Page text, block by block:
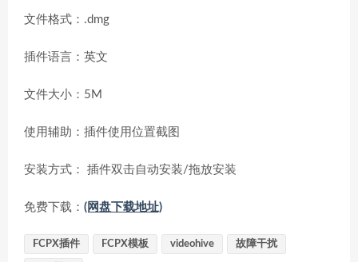
文件格式：.dmg
插件语言：英文
文件大小：5M
使用辅助：插件使用位置截图
安装方式： 插件双击自动安装/拖放安装
免费下载： (网盘下载地址)
FCPX插件 FCPX模板 videohive 故障干扰